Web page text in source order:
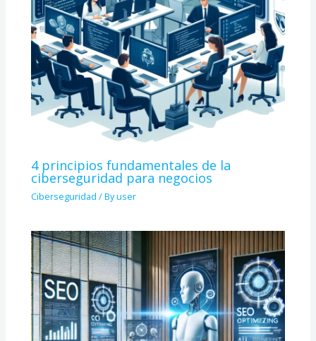
4 principios fundamentales de la
ciberseguridad para negocios
Ciberseguridad / Byuser